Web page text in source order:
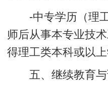
-中专学历（理工
师后从事本专业技
得理工类本科或以上
五、继续教育与